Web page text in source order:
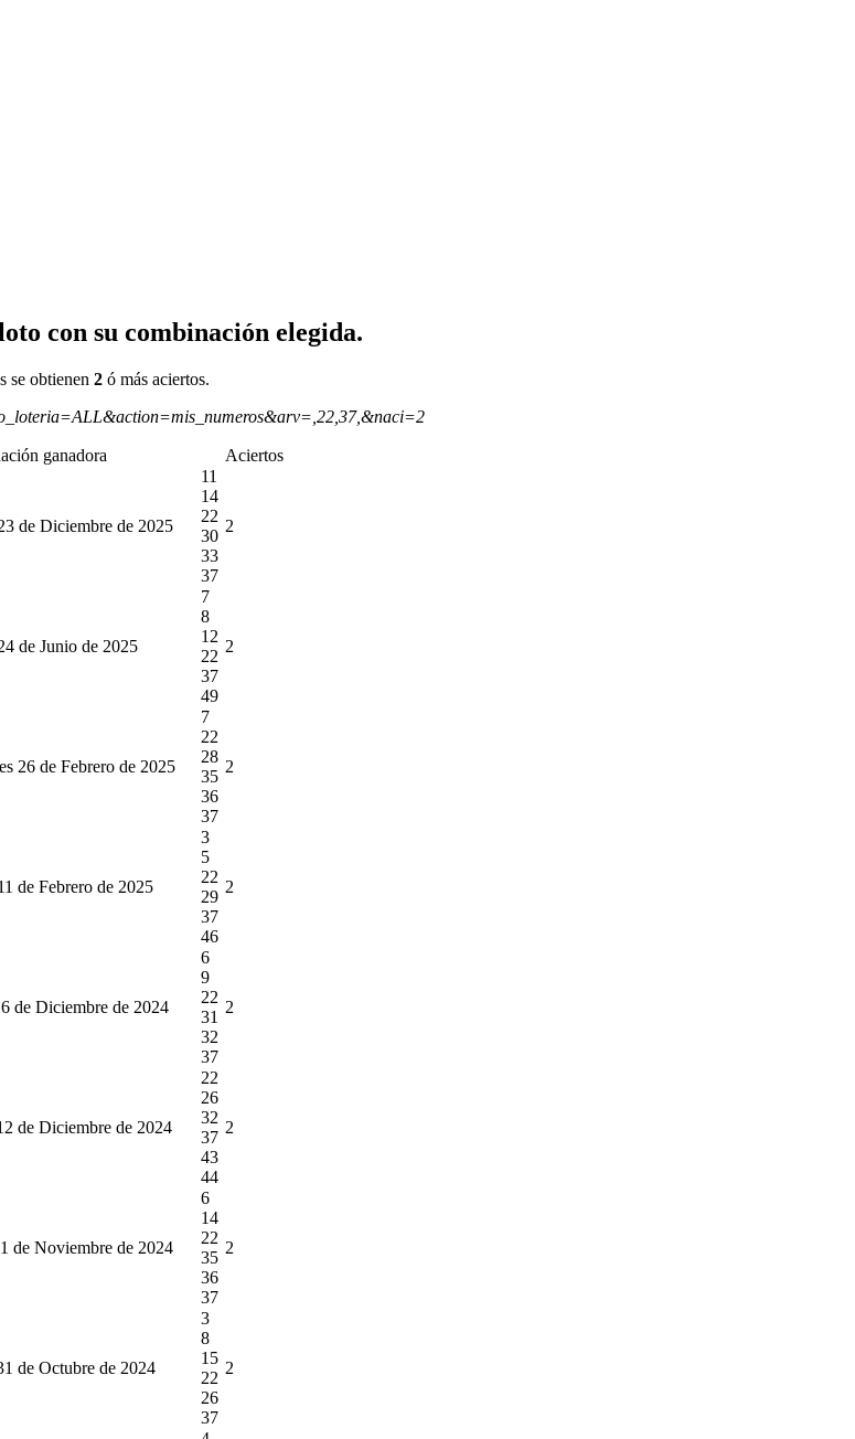
con su combinación elegida.
se obtienen 2 ó más aciertos.
ganadora Aciertos
de Diciembre de 2025
11
14
22
30
33
37
2
de Junio de 2025
7
8
12
22
37
49
2
26 de Febrero de 2025
7
22
28
35
36
37
2
de Febrero de 2025
3
5
22
29
37
46
2
de Diciembre de 2024
6
9
22
31
32
37
2
de Diciembre de 2024
22
26
32
37
43
44
2
de Noviembre de 2024
6
14
22
35
36
37
2
de Octubre de 2024
3
8
15
22
26
37
2